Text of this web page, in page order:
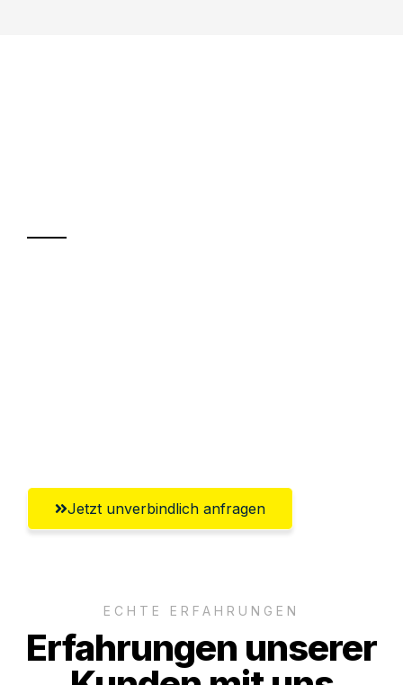
Jetzt unverbindlich anfragen
ECHTE ERFAHRUNGEN
Erfahrungen unserer